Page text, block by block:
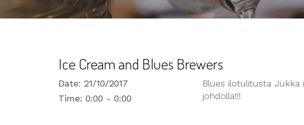
Ice Cream and Blues Brewers
Date: 21/10/2017
Time: 0:00 - 0:00
Blues ilotulitusta Jukka
johdolla!!!